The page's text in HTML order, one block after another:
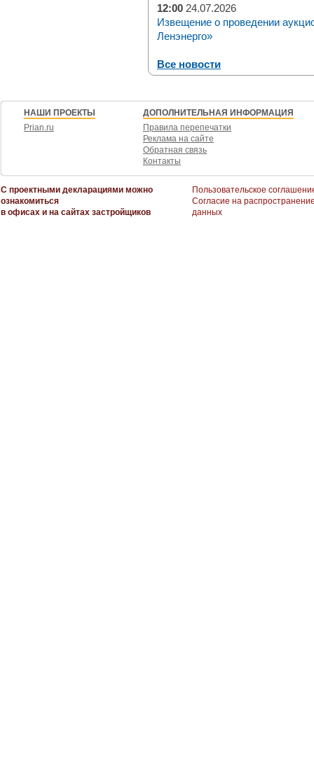
12:00 24.07.2026
Извещение о проведении
Ленэнерго»
Все новости
НАШИ ПРОЕКТЫ
Prian.ru
ДОПОЛНИТЕЛЬНАЯ ИНФОРМАЦИЯ
Правила перепечатки
Реклама на сайте
Обратная связь
Контакты
С проектными декларациями можно
ознакомиться
в офисах и на сайтах застройщиков
Пользовательское
Согласие на
данных